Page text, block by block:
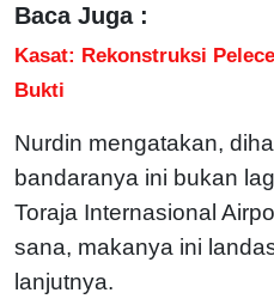
Baca Juga :
Kasat: Rekonstruksi
Bukti
Nurdin mengatakan,
bandaranya ini bukan
Toraja Internasional
sana, makanya ini
lanjutnya.